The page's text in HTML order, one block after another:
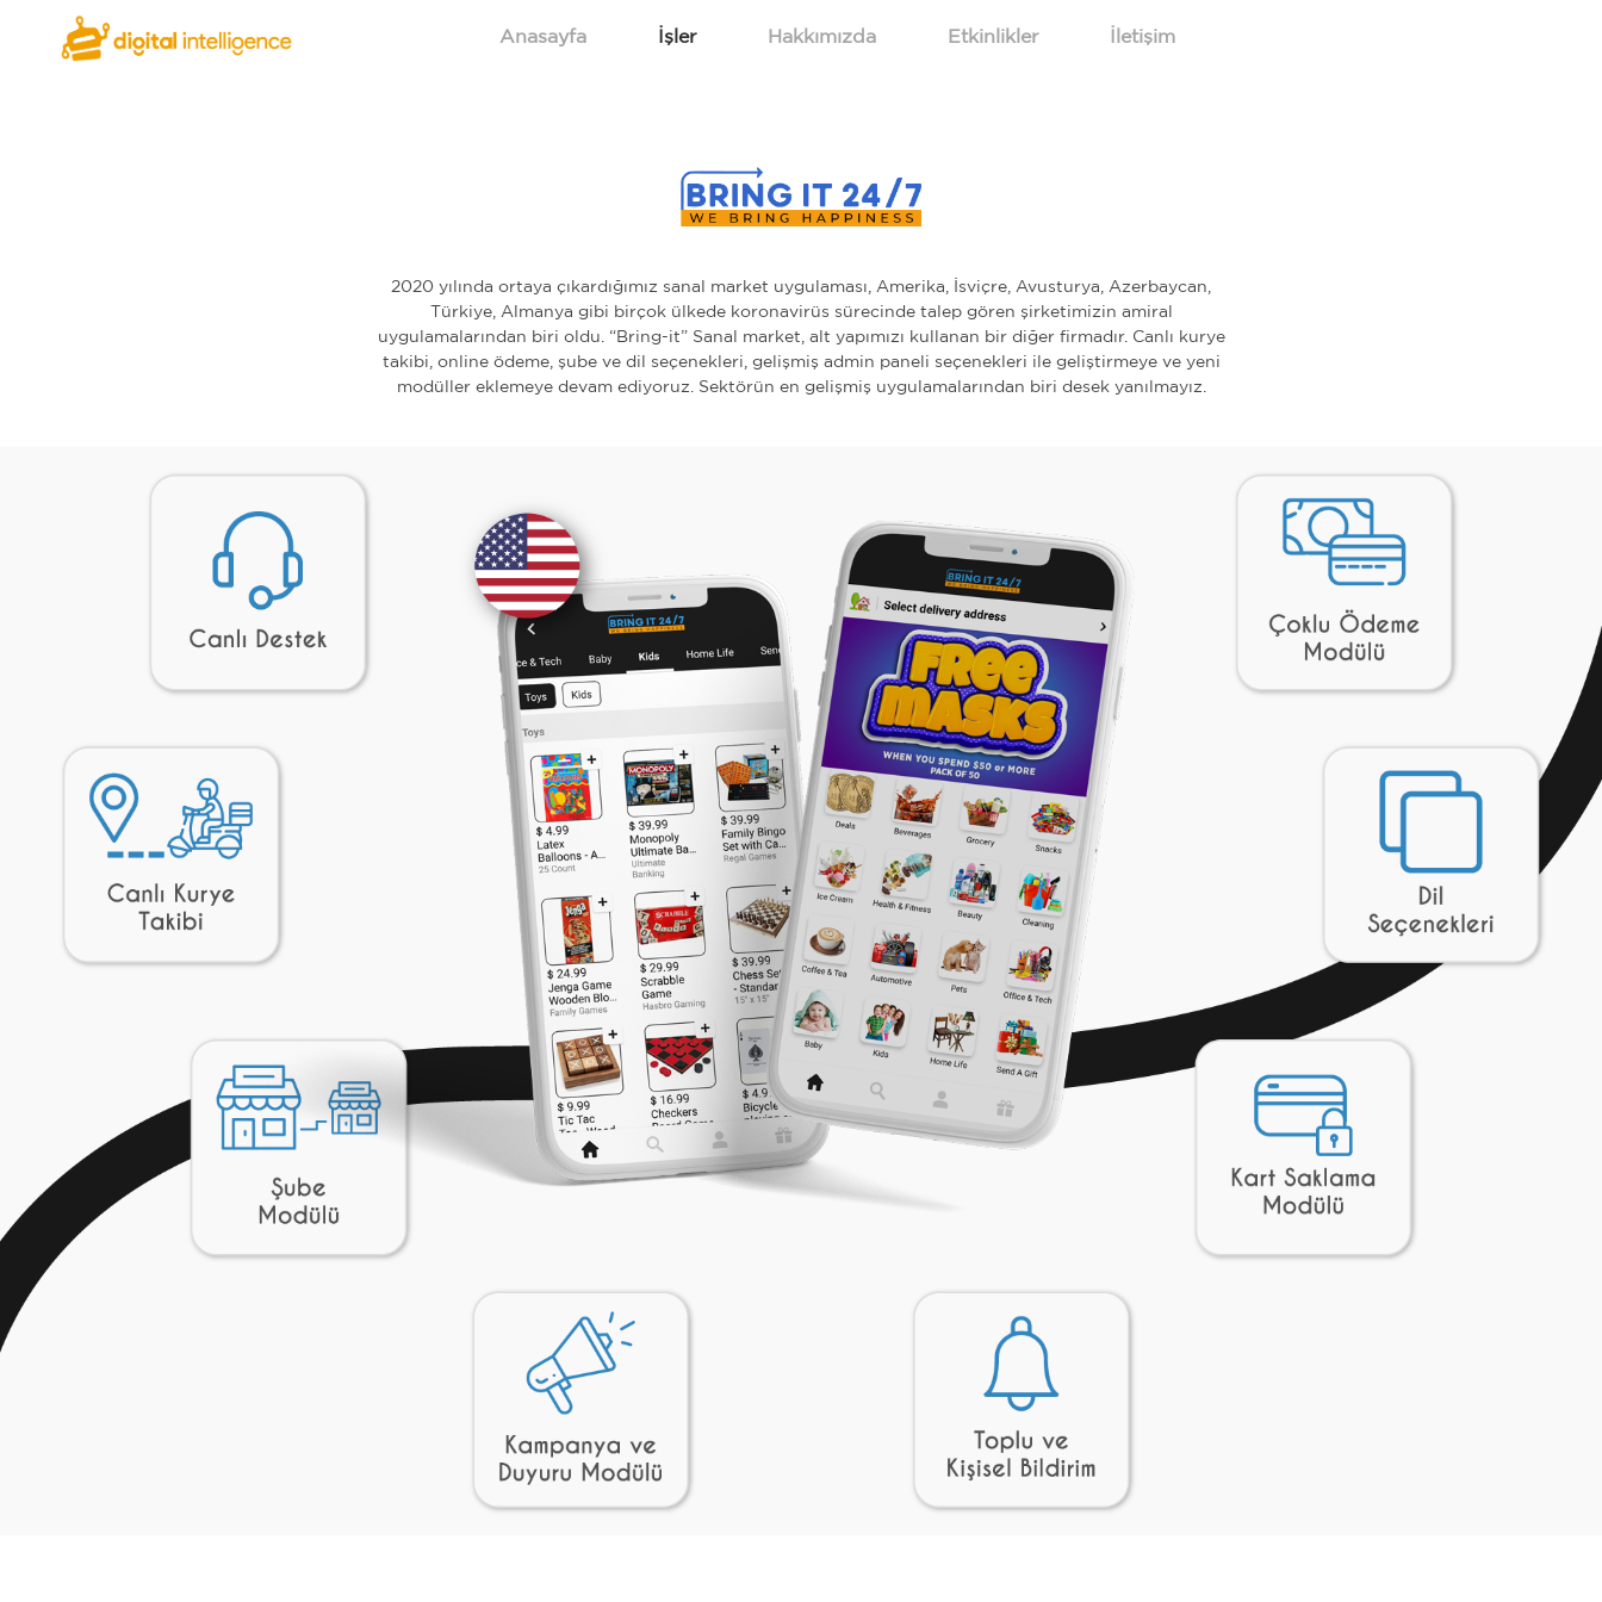
Anasayfa İşler Hakkımızda Etkinlikler İletişim
2020 yılında ortaya çıkardığımız sanal market uygulaması, Amerika, İsviçre, Avusturya, Azerbaycan,
Türkiye, Almanya gibi birçok ülkede koronavirüs sürecinde talep gören şirketimizin amiral
uygulamalarından biri oldu. “Bring-it” Sanal market, alt yapımızı kullanan bir diğer firmadır. Canlı kurye
takibi, online ödeme, şube ve dil seçenekleri, gelişmiş admin paneli seçenekleri ile geliştirmeye ve yeni
modüller eklemeye devam ediyoruz. Sektörün en gelişmiş uygulamalarından biri desek yanılmayız.